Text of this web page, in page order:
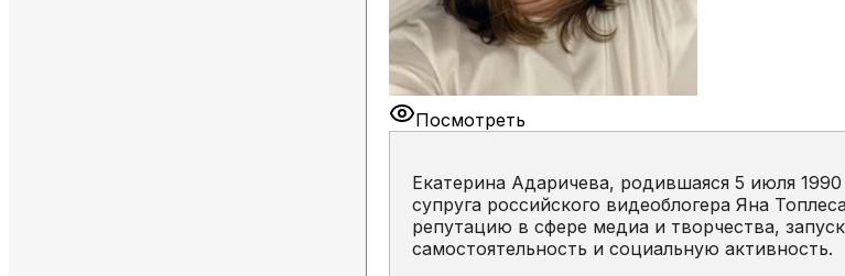
Посмотреть
Екатерина Адаричева, родившаяся 5 июля
супруга российского видеоблогера Яна
репутацию в сфере медиа и творчества,
самостоятельность и социальную активность.